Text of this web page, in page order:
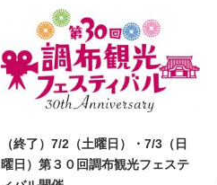
（終了）7/2（土曜日）・7/3（日
曜日）第３０回調布観光フェステ